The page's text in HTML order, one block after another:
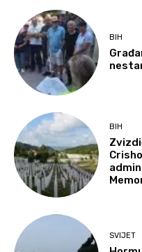
BIH
BIH
SVIJET